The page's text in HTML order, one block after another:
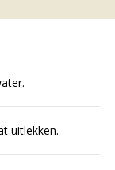
uitlekken.